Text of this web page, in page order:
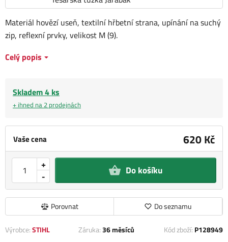
Vaše cena 620 Kč
-
+ Do košíku
Porovnat Do seznamu
Materiál hovězí useň, textilní hřbetní strana, upínání na suchý
zip, reflexní prvky, velikost M (9).
Celý popis
Skladem 4 ks
+ ihned na 2 prodejnách
Výrobce:STIHL Záruka:36 měsíců Kód zboží: P128949